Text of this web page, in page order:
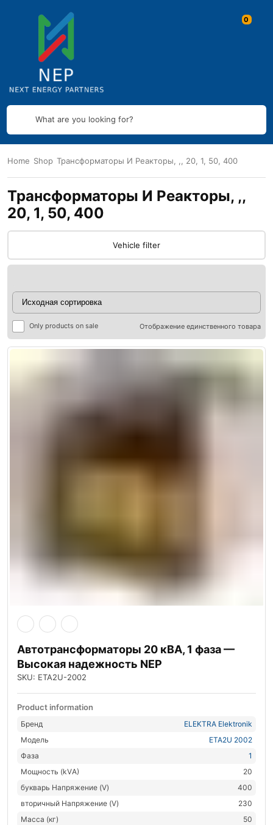
What are you looking for?
Home Shop Трансформаторы И Реакторы, ,, 20, 1, 50, 400
Трансформаторы И Реакторы, ,,
20, 1, 50, 400
Vehicle filter
Only products on sale Отображение единственного товара
Автотрансформаторы 20 кВА, 1 фаза —
Высокая надежность NEP
SKU: ETA2U-2002
Product information
Бренд
ELEKTRA Elektronik
Модель
ETA2U 2002
Фаза
1
Мощность (kVА)
20
букварь Напряжение (V)
400
вторичный Напряжение (V)
230
Масса (кг)
50